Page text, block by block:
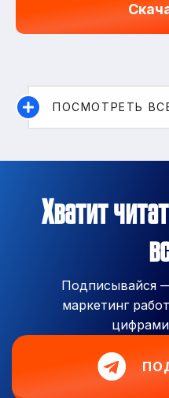
ПОСМОТРЕТЬ
Хватит
Подписывайся
маркетинг